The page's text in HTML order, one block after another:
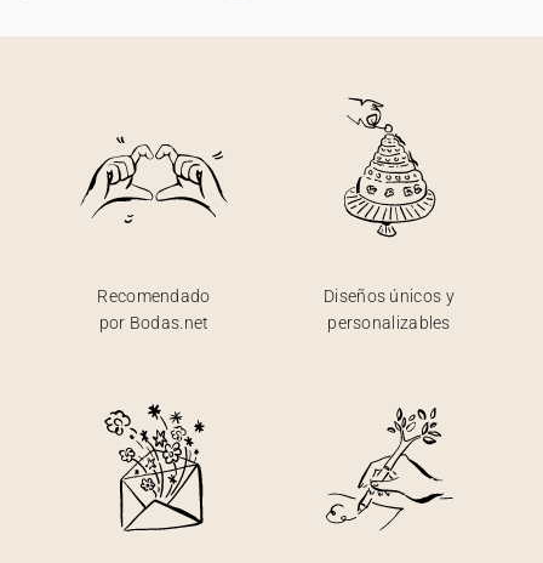
Recomendado
por Bodas.net
Diseños únicos y
personalizables